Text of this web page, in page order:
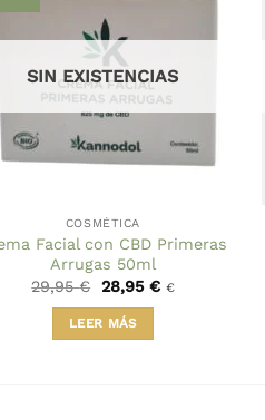
SIN EXISTENCIAS
COSMÉTICA
Facial con CBD Primeras
Arrugas 50ml
29,95€
El
original
era:
28,95 €El
€
LEER MÁS